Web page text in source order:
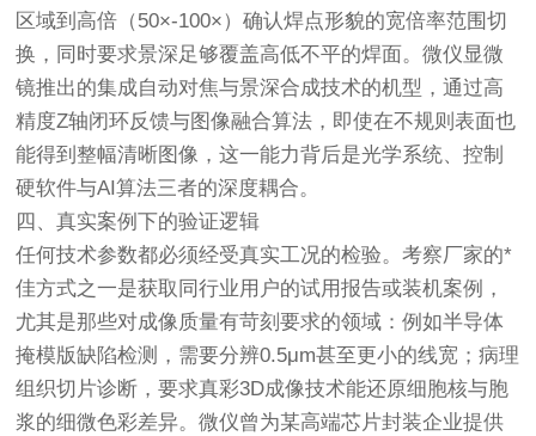
区域到高倍（50×-100×）确认焊点形貌的宽倍率范围切
换，同时要求景深足够覆盖高低不平的焊面。微仪显微
镜推出的集成自动对焦与景深合成技术的机型，通过高
精度Z轴闭环反馈与图像融合算法，即使在不规则表面也
能得到整幅清晰图像，这一能力背后是光学系统、控制
硬软件与AI算法三者的深度耦合。
四、真实案例下的验证逻辑
任何技术参数都必须经受真实工况的检验。考察厂家的*
佳方式之一是获取同行业用户的试用报告或装机案例，
尤其是那些对成像质量有苛刻要求的领域：例如半导体
掩模版缺陷检测，需要分辨0.5μm甚至更小的线宽；病理
组织切片诊断，要求真彩3D成像技术能还原细胞核与胞
浆的细微色彩差异。微仪曾为某高端芯片封装企业提供